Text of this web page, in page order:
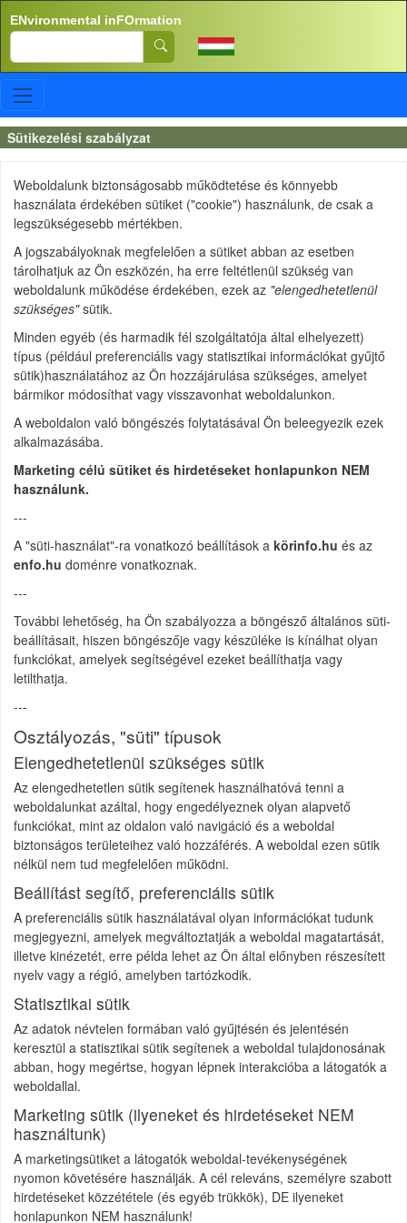
ENvironmental inFOrmation
Search
Sütikezelési szabályzat
Weboldalunk biztonságosabb működtetése és könnyebb
használata érdekében sütiket ("cookie") használunk, de csak a
legszükségesebb mértékben.
A jogszabályoknak megfelelően a sütiket abban az esetben
tárolhatjuk az Ön eszközén, ha erre feltétlenül szükség van
weboldalunk működése érdekében, ezek az "elengedhetetlenül
szükséges"sütik.
Minden egyéb (és harmadik fél szolgáltatója által elhelyezett)
típus (például preferenciális vagy statisztikai információkat gyűjtő
sütik)használatához az Ön hozzájárulása szükséges, amelyet
bármikor módosíthat vagy visszavonhat weboldalunkon.
A weboldalon való böngészés folytatásával Ön beleegyezik ezek
alkalmazásába.
Marketing célú sütiket és hirdetéseket honlapunkon NEM
használunk.
---
A "süti-használat"-ra vonatkozó beállítások a körinfo.hu és az
enfo.hu doménre vonatkoznak.
---
További lehetőség, ha Ön szabályozza a böngésző általános süti-
beállításait, hiszen böngészője vagy készüléke is kínálhat olyan
funkciókat, amelyek segítségével ezeket beállíthatja vagy
letilthatja.
---
Osztályozás, "süti" típusok
Elengedhetetlenül szükséges sütik
Az elengedhetetlen sütik segítenek használhatóvá tenni a
weboldalunkat azáltal, hogy engedélyeznek olyan alapvető
funkciókat, mint az oldalon való navigáció és a weboldal
biztonságos területeihez való hozzáférés. A weboldal ezen sütik
nélkül nem tud megfelelően működni.
Beállítást segítő, preferenciális sütik
A preferenciális sütik használatával olyan információkat tudunk
megjegyezni, amelyek megváltoztatják a weboldal magatartását,
illetve kinézetét, erre példa lehet az Ön által előnyben részesített
nyelv vagy a régió, amelyben tartózkodik.
Statisztikai sütik
Az adatok névtelen formában való gyűjtésén és jelentésén
keresztül a statisztikai sütik segítenek a weboldal tulajdonosának
abban, hogy megértse, hogyan lépnek interakcióba a látogatók a
weboldallal.
Marketing sütik (ilyeneket és hirdetéseket NEM
használtunk)
A marketingsütiket a látogatók weboldal-tevékenységének
nyomon követésére használják. A cél releváns, személyre szabott
hirdetéseket közzététele (és egyéb trükkök), DE ilyeneket
honlapunkon NEM használunk!